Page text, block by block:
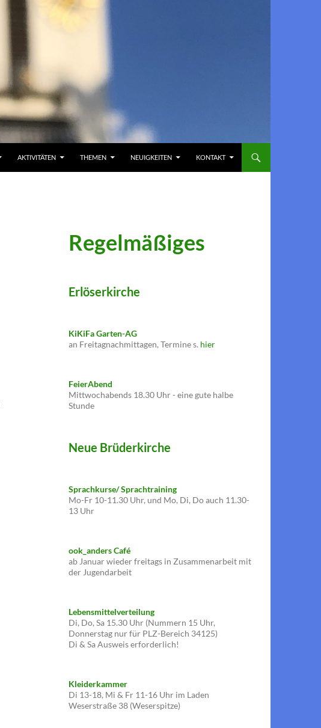
AKTIVITÄTEN THEMEN NEUIGKEITEN KONTAKT
Regelmäßiges
Erlöserkirche
KiKiFa Garten-AG
an Freitagnachmittagen, Termine s. hier
FeierAbend
Mittwochabends 18.30 Uhr - eine gute halbe
Stunde
Neue Brüderkirche
Sprachkurse/ Sprachtraining
Mo-Fr 10-11.30 Uhr, und Mo, Di, Do auch 11.30-
13 Uhr
ook_anders Café
ab Januar wieder freitags in Zusammenarbeit mit
der Jugendarbeit
Lebensmittelverteilung
Di, Do, Sa 15.30 Uhr (Nummern 15 Uhr,
Donnerstag nur für PLZ-Bereich 34125)
Di & Sa Ausweis erforderlich!
Kleiderkammer
Di 13-18, Mi & Fr 11-16 Uhr im Laden
Weserstraße 38 (Weserspitze)